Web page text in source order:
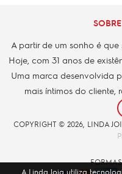
A partir de um sonho é que
Hoje, com 31 anos de
Uma marca desenvolvida
mais íntimos do cliente,
COPYRIGHT © 2026, LINDA
A Linda Joia utiliza